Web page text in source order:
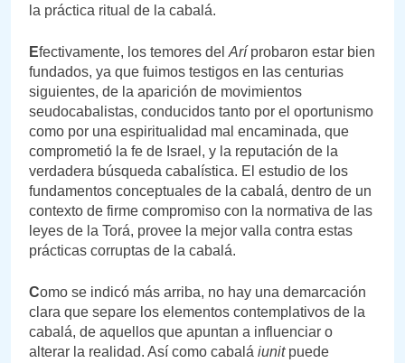
la práctica ritual de la cabalá.
Efectivamente, los temores del Aríprobaron estar bien
fundados, ya que fuimos testigos en las centurias
siguientes, de la aparición de movimientos
seudocabalistas, conducidos tanto por el oportunismo
como por una espiritualidad mal encaminada, que
comprometió la fe de Israel, y la reputación de la
verdadera búsqueda cabalística. El estudio de los
fundamentos conceptuales de la cabalá, dentro de un
contexto de firme compromiso con la normativa de las
leyes de la Torá, provee la mejor valla contra estas
prácticas corruptas de la cabalá.
Como se indicó más arriba, no hay una demarcación
clara que separe los elementos contemplativos de la
cabalá, de aquellos que apuntan a influenciar o
alterar la realidad. Así como cabalá iunitpuede